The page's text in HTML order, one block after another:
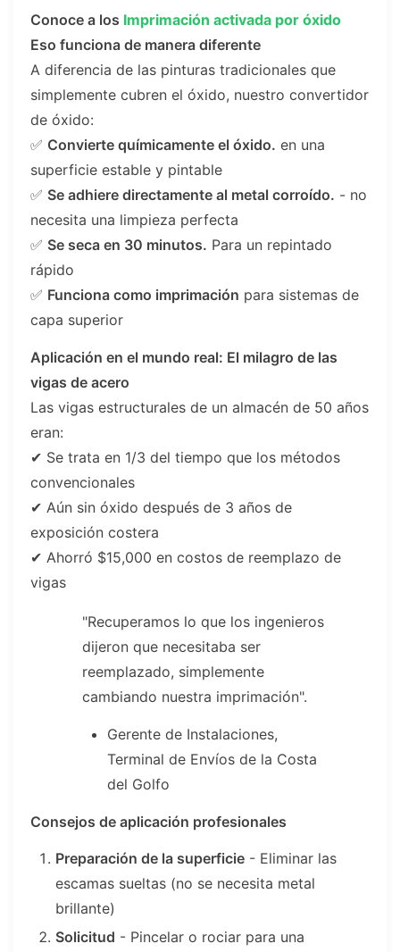
Conoce a los Imprimación activada por óxido
Eso funciona de manera diferente
A diferencia de las pinturas tradicionales que
simplemente cubren el óxido, nuestro convertidor
de óxido:
✅ Convierte químicamente el óxido. en una
superficie estable y pintable
✅ Se adhiere directamente al metal corroído. - no
necesita una limpieza perfecta
✅ Se seca en 30 minutos. Para un repintado
rápido
✅ Funciona como imprimación para sistemas de
capa superior
Aplicación en el mundo real: El milagro de las
vigas de acero
Las vigas estructurales de un almacén de 50 años
eran:
✔ Se trata en 1/3 del tiempo que los métodos
convencionales
✔ Aún sin óxido después de 3 años de
exposición costera
✔ Ahorró $15,000 en costos de reemplazo de
vigas
"Recuperamos lo que los ingenieros
dijeron que necesitaba ser
reemplazado, simplemente
cambiando nuestra imprimación".
Gerente de Instalaciones,
Terminal de Envíos de la Costa
del Golfo
Consejos de aplicación profesionales
Preparación de la superficie- Eliminar las
escamas sueltas (no se necesita metal
brillante)
Solicitud - Pincelar o rociar para una